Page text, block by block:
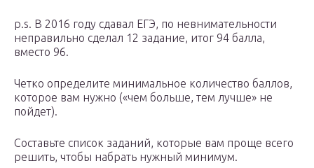
p.s. В 2016 году сдавал ЕГЭ, по невнимательности
неправильно сделал 12 задание, итог 94 балла,
вместо 96.
Четко определите минимальное количество баллов,
которое вам нужно («чем больше, тем лучше» не
пойдет).
Составьте список заданий, которые вам проще всего
решить, чтобы набрать нужный минимум.